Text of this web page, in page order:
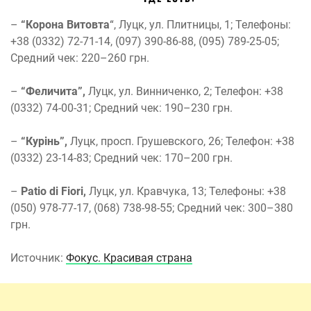
– “Корона Витовта“, Луцк, ул. Плитницы, 1; Телефоны:
+38 (0332) 72-71-14, (097) 390-86-88, (095) 789-25-05;
Средний чек: 220–260 грн.
– “Феличита”, Луцк, ул. Винниченко, 2; Телефон: +38
(0332) 74-00-31; Средний чек: 190–230 грн.
– “Курінь”, Луцк, просп. Грушевского, 26; Телефон: +38
(0332) 23-14-83; Средний чек: 170–200 грн.
– Patio di Fiori, Луцк, ул. Кравчука, 13; Телефоны: +38
(050) 978-77-17, (068) 738-98-55; Средний чек: 300–380
грн.
Источник: Фокус. Красивая страна